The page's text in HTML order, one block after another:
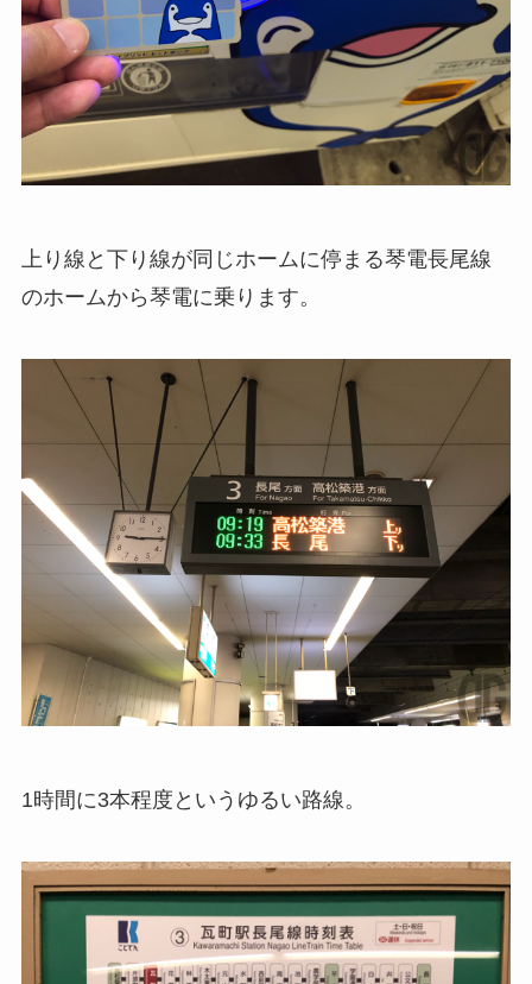
上り線と下り線が同じホームに停まる琴電長尾線
のホームから琴電に乗ります。
1時間に3本程度というゆるい路線。